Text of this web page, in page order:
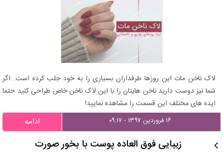
لاک ناخن مات این روزها طرفداران بسیاری را به خود جلب کرده است. اگر
شما نیز دوست دارید ناخن هایتان را با این لاک ناخن خاص طراحی کنید حتما
ایده های مختلف این قسمت را مشاهده نمایید!
۱۶ فروردین ۱۳۹۷ - ۰۹:۱۷ ادامه
زیبایی فوق العاده پوست با بخور صورت